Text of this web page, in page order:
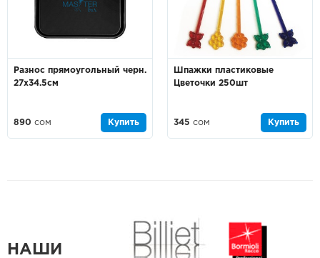
Разнос прямоугольный черн.
27х34.5см
890 сом Купить
Шпажки пластиковые
Цветочки 250шт
345 сом Купить
НАШИ